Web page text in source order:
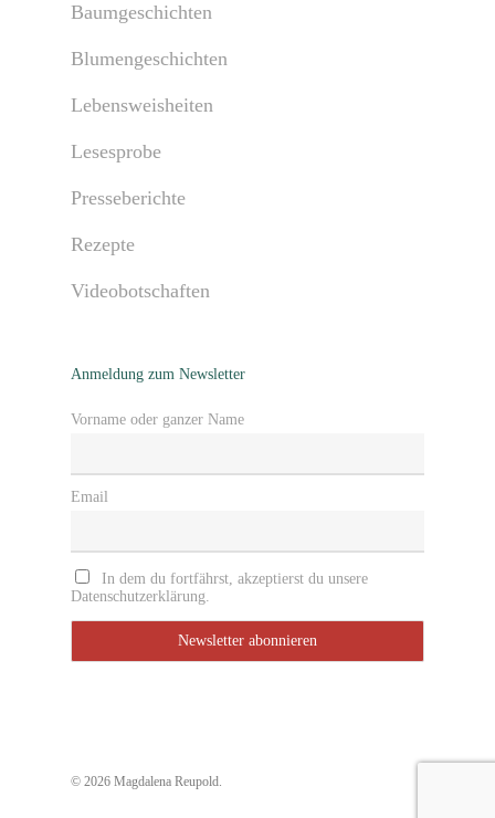
Baumgeschichten
Blumengeschichten
Lebensweisheiten
Lesesprobe
Presseberichte
Rezepte
Videobotschaften
Anmeldung zum Newsletter
Vorname oder ganzer Name
Email
In dem du fortfährst, akzeptierst du unsere
Datenschutzerklärung.
© 2026 Magdalena Reupold.